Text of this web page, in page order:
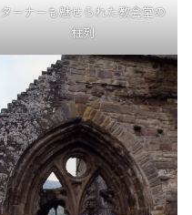
ターナーも魅せられた教会堂の
柱列